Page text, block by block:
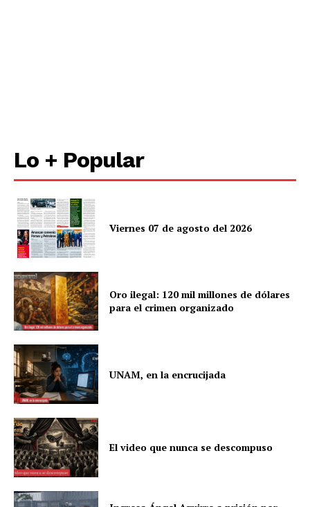
Lo + Popular
Viernes 07 de agosto del 2026
Oro ilegal: 120 mil millones de dólares
para el crimen organizado
UNAM, en la encrucijada
El video que nunca se descompuso